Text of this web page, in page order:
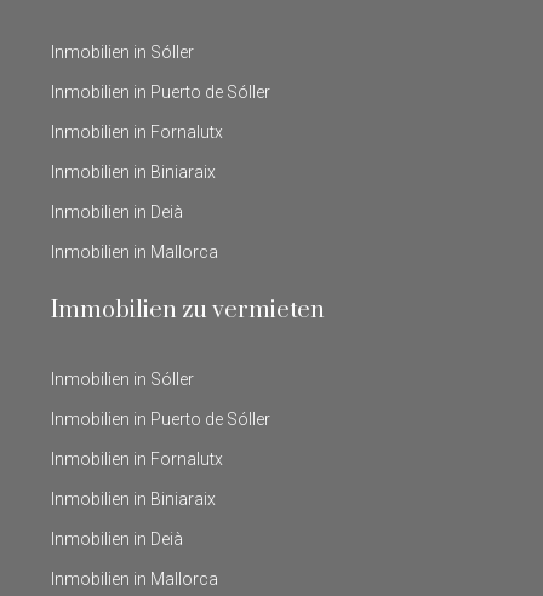
Inmobilien in Sóller
Inmobilien in Puerto de Sóller
Inmobilien in Fornalutx
Inmobilien in Biniaraix
Inmobilien in Deià
Inmobilien in Mallorca
Immobilien zu vermieten
Inmobilien in Sóller
Inmobilien in Puerto de Sóller
Inmobilien in Fornalutx
Inmobilien in Biniaraix
Inmobilien in Deià
Inmobilien in Mallorca